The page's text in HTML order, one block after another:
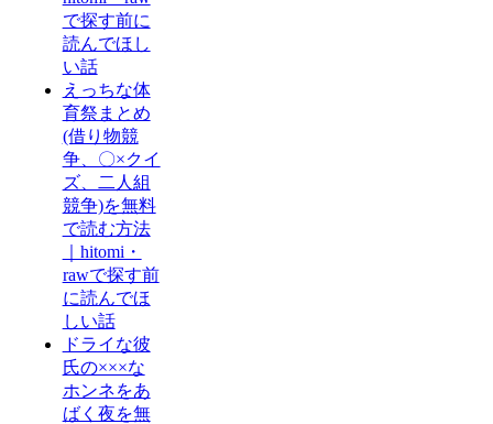
で探す前に
読んでほし
い話
えっちな体
育祭まとめ
(借り物競
争、〇×クイ
ズ、二人組
競争)を無料
で読む方法
｜hitomi・
rawで探す前
に読んでほ
しい話
ドライな彼
氏の×××な
ホンネをあ
ばく夜を無